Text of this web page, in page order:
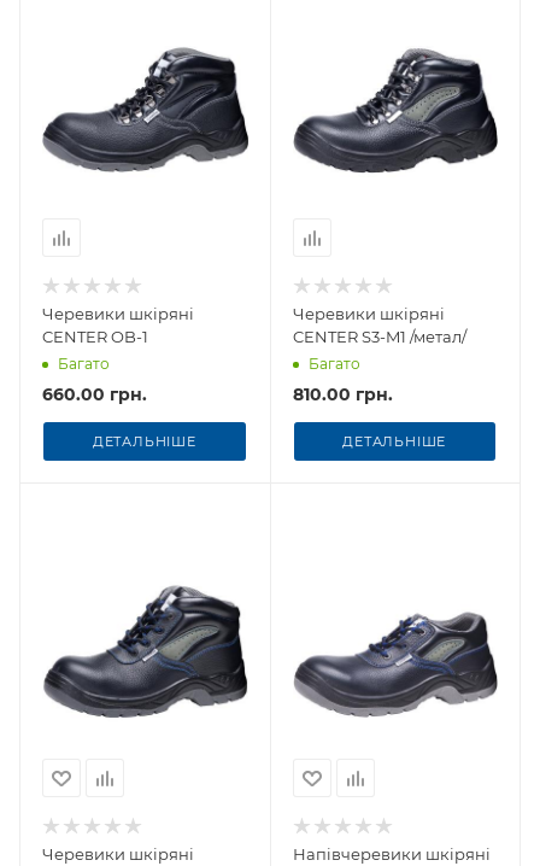
Черевики шкіряні
CENTER OB-1
Багато
660.00 грн.
ДЕТАЛЬНІШЕ
Черевики шкіряні
CENTER S3-M1 /метал/
Багато
810.00 грн.
ДЕТАЛЬНІШЕ
Черевики шкіряні
Напівчеревики шкіряні